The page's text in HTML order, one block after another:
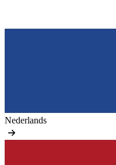
Nederlands